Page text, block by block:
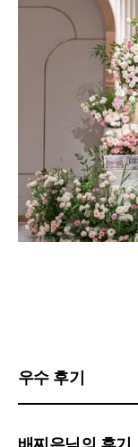
우수 후기